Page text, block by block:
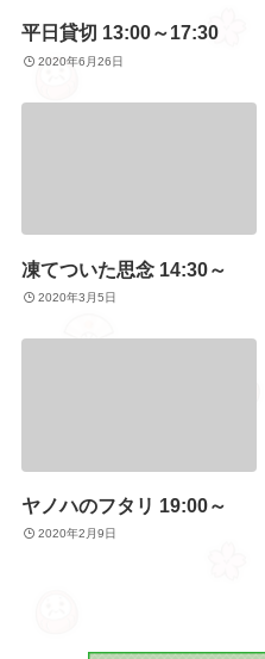
平日貸切 13:00～17:30
2020年6月26日
凍てついた思念 14:30～
2020年3月5日
ヤノハのフタリ 19:00～
2020年2月9日